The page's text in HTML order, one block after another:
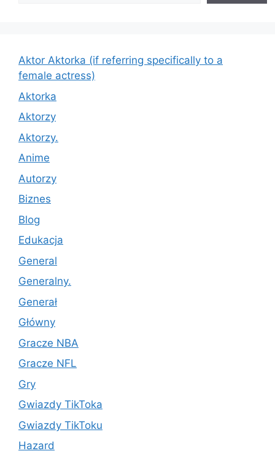
Aktor Aktorka (if referring specifically to a
female actress)
Aktorka
Aktorzy
Aktorzy.
Anime
Autorzy
Biznes
Blog
Edukacja
General
Generalny.
Generał
Główny
Gracze NBA
Gracze NFL
Gry
Gwiazdy TikToka
Gwiazdy TikToku
Hazard